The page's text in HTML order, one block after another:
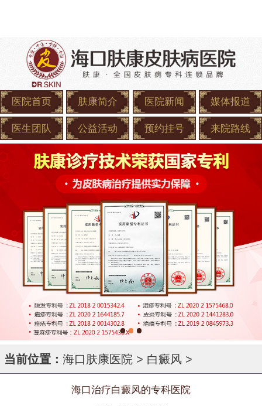
医院首页 肤康简介 医院新闻 媒体报道
医生团队 公益活动 预约挂号 来院路线
当前位置： 海口肤康医院 > 白癜风 >
海口治疗白癜风的专科医院